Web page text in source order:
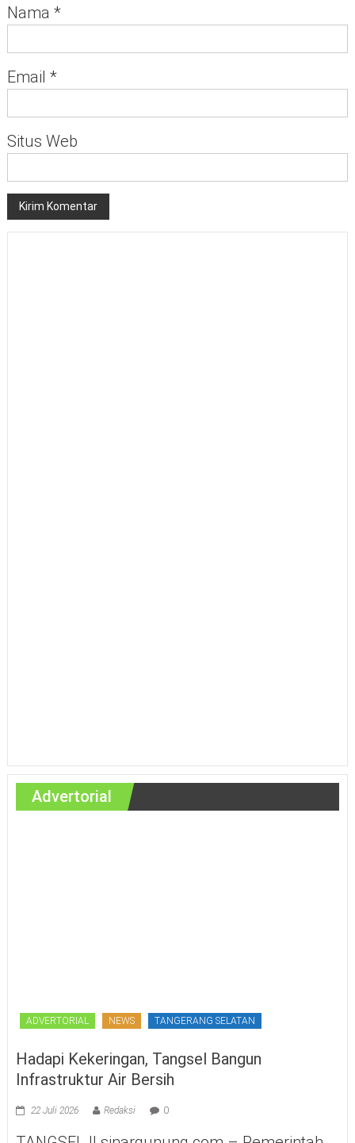
Nama *
Email *
Situs Web
Advertorial
ADVERTORIAL NEWS TANGERANG SELATAN
Hadapi Kekeringan, Tangsel Bangun
Infrastruktur Air Bersih
22 Juli 2026 Redaksi 0